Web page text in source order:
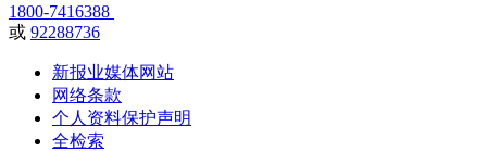
1800-7416388
或 92288736
新报业媒体网站
网络条款
个人资料保护声明
全检索